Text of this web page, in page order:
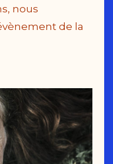
nous
de la